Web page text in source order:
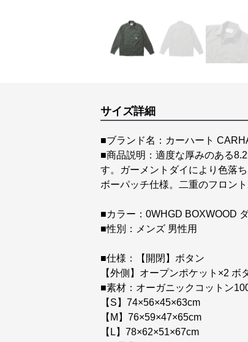
サイズ詳細
■ブランド名：カーハート
■商品説明：適度な厚みのある
す。ガーメントダイにより色落
ボーパッチ仕様。二重のフロン
■カラー：0WHGD BOXWOOD
■性別：メンズ 男性用
■仕様：【開閉】ボタン
【外側】オープンポケット×2
■素材：オーガニックコットン
【S】74×56×45×63cm
【M】76×59×47×65cm
【L】78×62×51×67cm